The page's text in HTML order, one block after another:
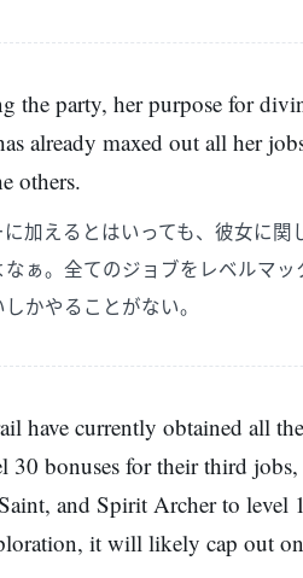
party, her purpose for
already maxed out all her
others.
加えるとはいっても、彼女に関
ぁ。全てのジョブをレベルマッ
かやることがない。
have currently obtained all
30 bonuses for their third
and Spirit Archer to level
it will likely cap out